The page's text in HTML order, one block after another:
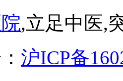
,立足中医,
沪ICP备